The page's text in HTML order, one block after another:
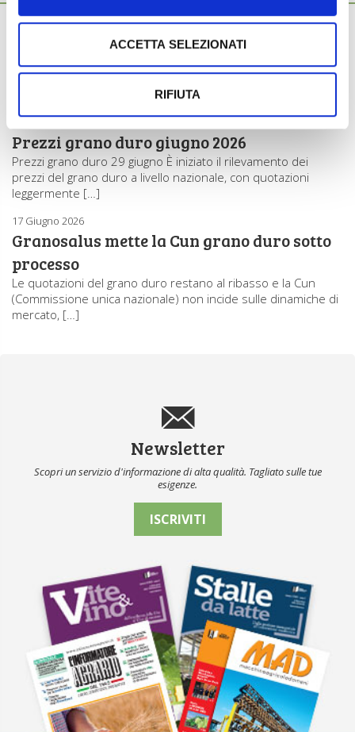
ACCETTA SELEZIONATI
RIFIUTA
27 Luglio 2026
Prezzi grano duro luglio 2026
Prezzi grano duro 27 luglio La Commissione unica nazionale
non ha rilevato variazioni di prezzo per il grano duro
29 Giugno 2026
Prezzi grano duro giugno 2026
Prezzi grano duro 29 giugno È iniziato il rilevamento dei
prezzi del grano duro a livello nazionale, con quotazioni
leggermente […]
17 Giugno 2026
Granosalus mette la Cun grano duro sotto
processo
Le quotazioni del grano duro restano al ribasso e la Cun
(Commissione unica nazionale) non incide sulle dinamiche di
mercato, […]
Newsletter
Scopri un servizio d'informazione di alta qualità. Tagliato sulle tue
esigenze.
ISCRIVITI